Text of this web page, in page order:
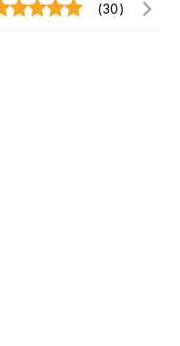
(30)